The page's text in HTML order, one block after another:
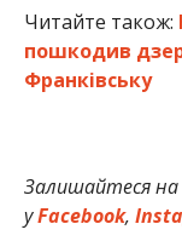
Читайте також:
пошкодив
Франківську
Залишайтеся на
уFacebook,